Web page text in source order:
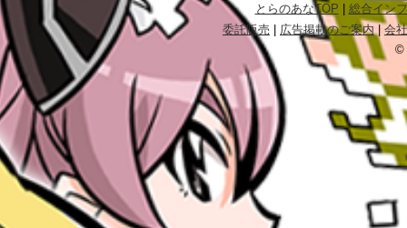
とらのあなTOP
総合イン
委託販売
広告掲載のご案内|会
©